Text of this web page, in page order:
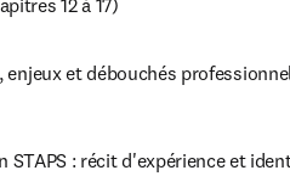
12 à 17)
et débouchés
: récit d'expérience et